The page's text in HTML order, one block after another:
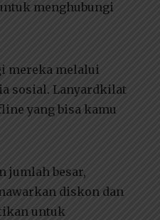
menghubungi
mereka melalui
sosial. Lanyardkilat
yang bisa kamu
jumlah besar,
diskon dan
untuk